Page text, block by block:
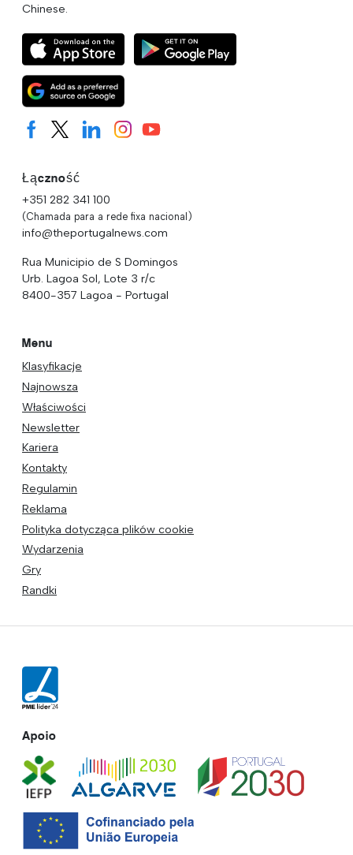
Chinese.
Łączność
+351 282 341 100
(Chamada para a rede fixa nacional)
info@theportugalnews.com
Rua Municipio de S Domingos
Urb. Lagoa Sol, Lote 3 r/c
8400-357 Lagoa - Portugal
Menu
Klasyfikacje
Najnowsza
Właściwości
Newsletter
Kariera
Kontakty
Regulamin
Reklama
Polityka dotycząca plików cookie
Wydarzenia
Gry
Randki
Apoio